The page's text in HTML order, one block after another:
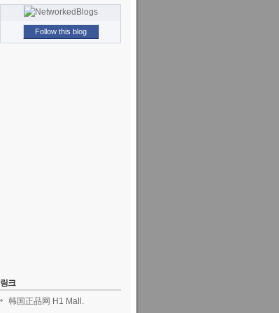
Follow this blog
링크
韩国正品网 H1 Mall.